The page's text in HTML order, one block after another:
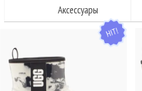
Аксессуары
HIT